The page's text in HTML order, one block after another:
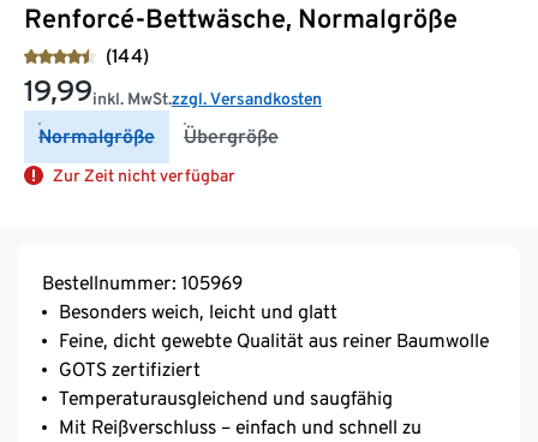
Renforcé-Bettwäsche, Normalgröße
(144)
19,99inkl. MwSt.zzgl. Versandkosten
Normalgröße Übergröße
Zur Zeit nicht verfügbar
Bestellnummer: 105969
Besonders weich, leicht und glatt
Feine, dicht gewebte Qualität aus reiner Baumwolle
GOTS zertifiziert
Temperaturausgleichend und saugfähig
Mit Reißverschluss – einfach und schnell zu